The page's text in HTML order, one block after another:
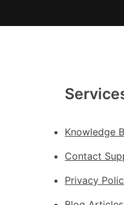
Knowledge
Contact
Privacy